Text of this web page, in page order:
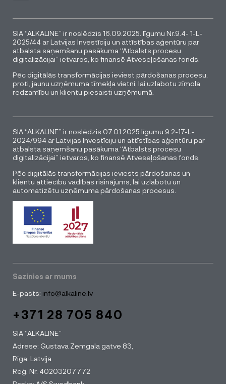
SIA “ALKALINE” ir noslēdzis 16.09.2025. līgumu Nr.9.4- 1-L-
2025/44 ar Latvijas Investīciju un attīstības aģentūru par
atbalsta saņemšanu pasākuma “Atbalsts procesu
digitalizācijai” ietvaros, ko finansē Atveseļošanas fonds.
Pēc digitālās transformācijas ieviest pārdošanas procesu,
proti, jaunu uzņēmuma tīmekļa vietni, lai uzlabotu zīmola
redzamību un klientu piesaisti uzņēmumā.
SIA “ALKALINE” ir noslēdzis 07.01.2025 līgumu 9.2-17-L-
2024/994 ar Latvijas Investīciju un attīstības aģentūru par
atbalsta saņemšanu pasākuma “Atbalsts procesu
digitalizācijai” ietvaros, ko finansē Atveseļošanas fonds.
Pēc digitālās transformācijas ieviests pārdošanas un
klientu attiecību vadības risinājums, lai uzlabotu un
automatizētu uzņēmuma pārdošanas procesus.
Sazinies ar mums
E-pasts: info@alkaline.lv
+371 28 705 840
SIA “ALKALINE”
Adrese: Gustava Zemgala gatve 83,
Rīga, Latvija
Reģ. Nr. 40203207772